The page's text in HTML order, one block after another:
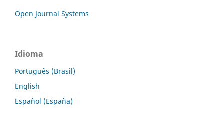
Open Journal Systems
Idioma
Português (Brasil)
English
Español (España)